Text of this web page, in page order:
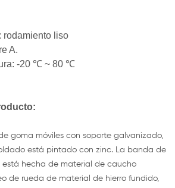
rodamiento liso
A.
-20 ℃ ~ 80 ℃
goma móviles con soporte galvanizado,
está pintado con zinc. La banda de
hecha de material de caucho
de rueda de material de hierro fundido,